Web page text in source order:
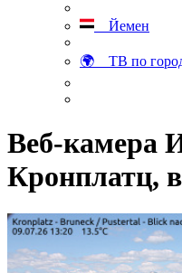
Йемен
🌍 ТВ по
Веб-камера
Кронплатц,